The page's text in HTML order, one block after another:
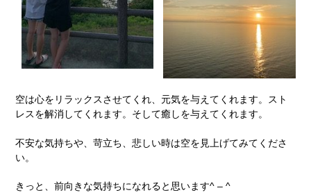
空は心をリラックスさせてくれ、元気を与えてくれます。スト
レスを解消してくれます。そして癒しを与えてくれます。
不安な気持ちや、苛立ち、悲しい時は空を見上げてみてくださ
い。
きっと、前向きな気持ちになれると思います^ – ^